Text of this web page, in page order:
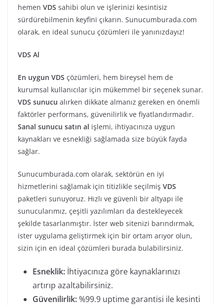
hemen VDS sahibi olun ve işlerinizi kesintisiz
sürdürebilmenin keyfini çıkarın. Sunucumburada.com
olarak, en ideal sunucu çözümleri ile yanınızdayız!
VDS Al
En uygun VDS çözümleri, hem bireysel hem de
kurumsal kullanıcılar için mükemmel bir seçenek sunar.
VDS sunucu alırken dikkate almanız gereken en önemli
faktörler performans, güvenilirlik ve fiyatlandırmadır.
Sanal sunucu satın al işlemi, ihtiyacınıza uygun
kaynakları ve esnekliği sağlamada size büyük fayda
sağlar.
Sunucumburada.com olarak, sektörün en iyi
hizmetlerini sağlamak için titizlikle seçilmiş VDS
paketleri sunuyoruz. Hızlı ve güvenli bir altyapı ile
sunucularımız, çeşitli yazılımları da destekleyecek
şekilde tasarlanmıştır. İster web sitenizi barındırmak,
ister uygulama geliştirmek için bir ortam arıyor olun,
sizin için en ideal çözümleri burada bulabilirsiniz.
Esneklik: İhtiyacınıza göre kaynaklarınızı
artırıp azaltabilirsiniz.
Güvenilirlik:%99.9 uptime garantisi ile kesinti